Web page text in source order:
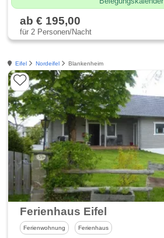
ab € 195,00
für 2 Personen/Nacht
Eifel Nordeifel Blankenheim
Ferienhaus Eifel
Ferienwohnung Ferienhaus